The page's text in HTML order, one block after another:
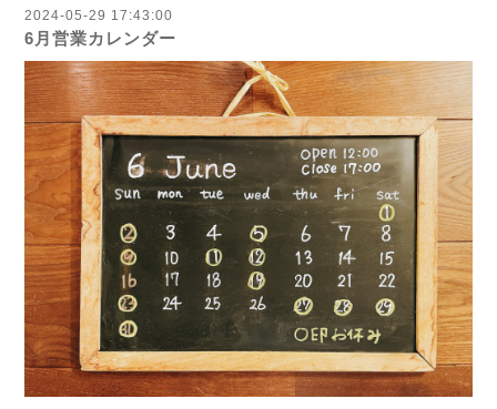
2024-05-29 17:43:00
6月営業カレンダー